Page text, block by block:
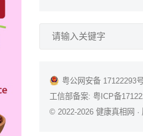
粤公网安备 17122293
工信部备案: 粤ICP备
© 2022-2026 健康真相网 ·